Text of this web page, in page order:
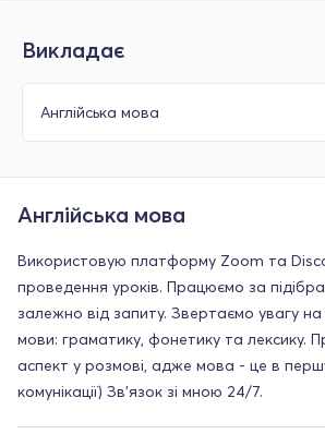
Викладає
Англійська мова
Використовую платформу Zoom та
проведення уроків. Працюємо за
залежно від запиту. Звертаємо увагу
мови: граматику, фонетику та лексику.
аспект у розмові, адже мова - це в
комунікації) Зв'язок зі мною 24/7.